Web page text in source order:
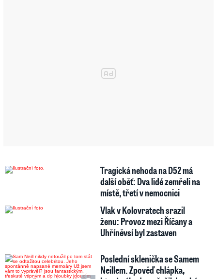
Tragická nehoda na D52 má
další oběť: Dva lidé zemřeli na
místě, třetí v nemocnici
Vlak v Kolovratech srazil
ženu: Provoz mezi Říčany a
Uhříněvsí byl zastaven
Poslední sklenička se Samem
Neillem. Zpověď chlápka,